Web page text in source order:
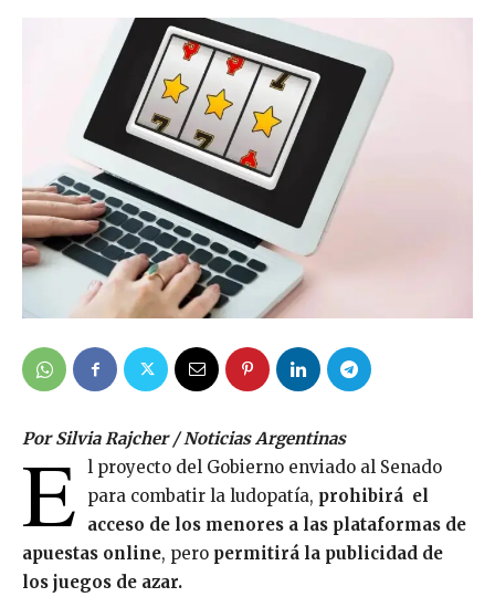
Por Silvia Rajcher / Noticias Argentinas
E l proyecto del Gobierno enviado al Senado
para combatir la ludopatía, prohibirá el
acceso de los menores a las plataformas de
apuestas online, pero permitirá la publicidad de
los juegos de azar.